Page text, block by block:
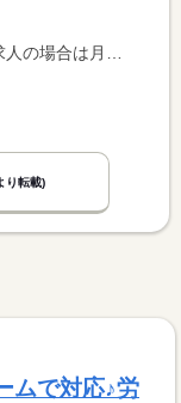
時間額を表示しています。
り転載)
ムで対応♪労